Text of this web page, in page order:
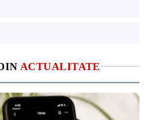
ACTUALITATE